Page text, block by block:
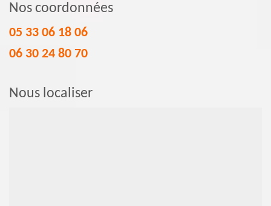
Nos coordonnées
05 33 06 18 06
06 30 24 80 70
Nous localiser